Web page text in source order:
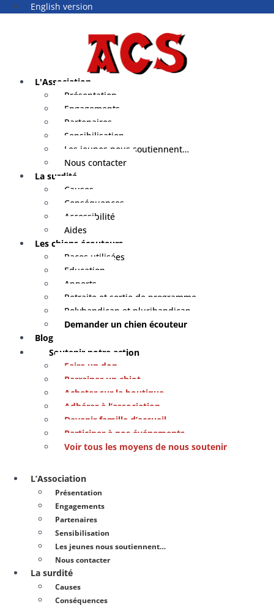
English version
L'Association
Présentation
Engagements
Partenaires
Sensibilisation
Les jeunes nous soutiennent…
Nous contacter
La surdité
Causes
Conséquences
Accessibilité
Aides
Les chiens écouteurs
Races utilisées
Education
Apports
Retraite et sortie de programme
Polyhandicap et plurihandicap
Demander un chien écouteur
Blog
Soutenir notre action
Faire un don
Parrainer un chiot
Acheter sur la boutique
Adhérer à l’association
Devenir famille d’accueil
Participer à nos événements
Voir tous les moyens de nous soutenir
L’Association
Présentation
Engagements
Partenaires
Sensibilisation
Les jeunes nous soutiennent…
Nous contacter
La surdité
Causes
Conséquences